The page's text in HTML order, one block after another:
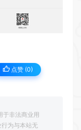
点赞 (0)
于非法商业用
为与本站无